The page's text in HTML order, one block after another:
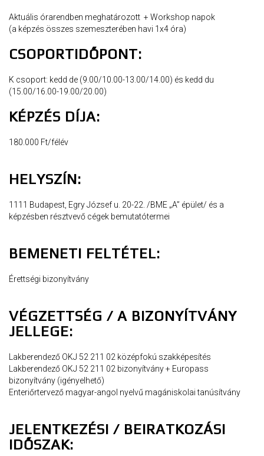
Aktuális órarendben meghatározott + Workshop napok
(a képzés összes szemeszterében havi 1x4 óra)
CSOPORTIDŐPONT:
K csoport: kedd de (9.00/10.00-13.00/14.00) és kedd du
(15.00/16.00-19.00/20.00)
KÉPZÉS DÍJA:
180.000 Ft/félév
HELYSZÍN:
1111 Budapest, Egry József u. 20-22. /BME „A” épület/ és a
képzésben résztvevő cégek bemutatótermei
BEMENETI FELTÉTEL:
Érettségi bizonyítvány
VÉGZETTSÉG / A BIZONYÍTVÁNY
JELLEGE:
Lakberendező OKJ 52 211 02 középfokú szakképesítés
Lakberendező OKJ 52 211 02 bizonyítvány + Europass
bizonyítvány (igényelhető)
Enteriőrtervező magyar-angol nyelvű magániskolai tanúsítvány
JELENTKEZÉSI / BEIRATKOZÁSI
IDŐSZAK: